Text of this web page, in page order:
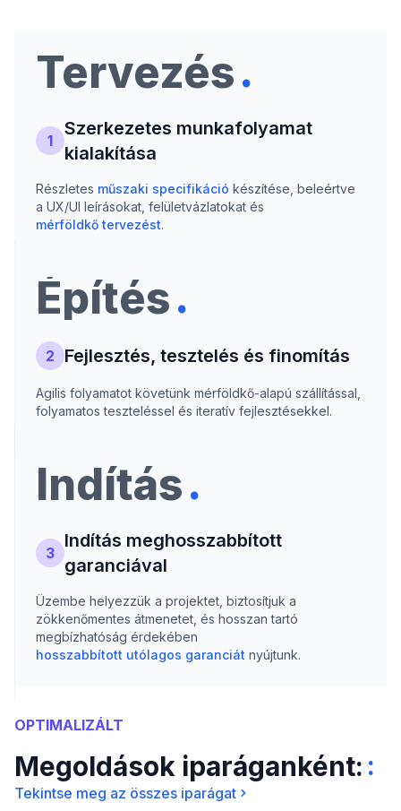
Tervezés.
1
Szerkezetes munkafolyamat
kialakítása
Részletes műszaki specifikáció készítése, beleértve
a UX/UI leírásokat, felületvázlatokat és
mérföldkő tervezést.
Építés.
2 Fejlesztés, tesztelés és finomítás
Agilis folyamatot követünk mérföldkő-alapú szállítással,
folyamatos teszteléssel és iteratív fejlesztésekkel.
Indítás.
3
Indítás meghosszabbított
garanciával
Üzembe helyezzük a projektet, biztosítjuk a
zökkenőmentes átmenetet, és hosszan tartó
megbízhatóság érdekében
hosszabbított utólagos garanciát nyújtunk.
OPTIMALIZÁLT
Megoldások iparáganként: :
Tekintse meg az összes iparágat